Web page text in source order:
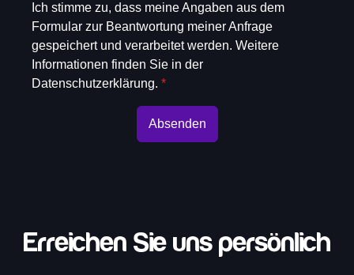
Ich stimme zu, dass meine Angaben aus dem
Formular zur Beantwortung meiner Anfrage
gespeichert und verarbeitet werden. Weitere
Informationen finden Sie in der
Datenschutzerklärung. *
Absenden
Erreichen Sie uns persönlich